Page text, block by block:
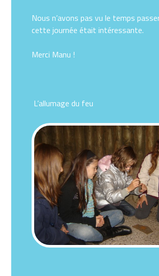
Nous n’avons pas vu le temps
cette journée était intéressante.
Merci Manu !
L’allumage du feu